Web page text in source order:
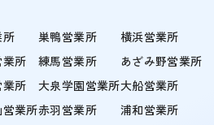
所
所
所
業所
巣鴨営業所
練馬営業所
大泉学園営業所
赤羽営業所
横浜営業所
あざみ野営業所
大船営業所
浦和営業所